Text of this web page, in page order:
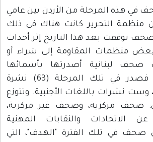
في هذه المرحلة من الأردن بين عامي
و1970م؛ لأن منظمة التحرير كانت هناك في ذلك
توقفت بعد هذا التاريخ إثر أحداث
منظمات المقاومة إلى شراء أو
صحف لبنانية أصدرتها بأسمائها
اللبنانية الأصلية، فصدر في تلك المرحلة (63) نشرة
وست نشرات باللغات الأجنبية. وتتوزع
صحف مركزية، وصحف غير مركزية،
الاتحادات والنقابات المهنية
صحف في تلك الفترة "الهدف"، التي